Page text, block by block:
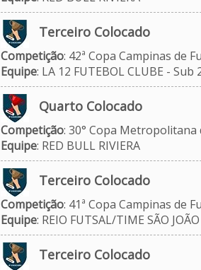
Terceiro Colocado
Competição: 42ª Copa Campinas de
Equipe: LA 12 FUTEBOL CLUBE - Sub
Quarto Colocado
Competição: 30° Copa Metropolitana
Equipe: RED BULL RIVIERA
Terceiro Colocado
Competição: 41ª Copa Campinas de
Equipe: REIO FUTSAL/TIME SÃO
Terceiro Colocado